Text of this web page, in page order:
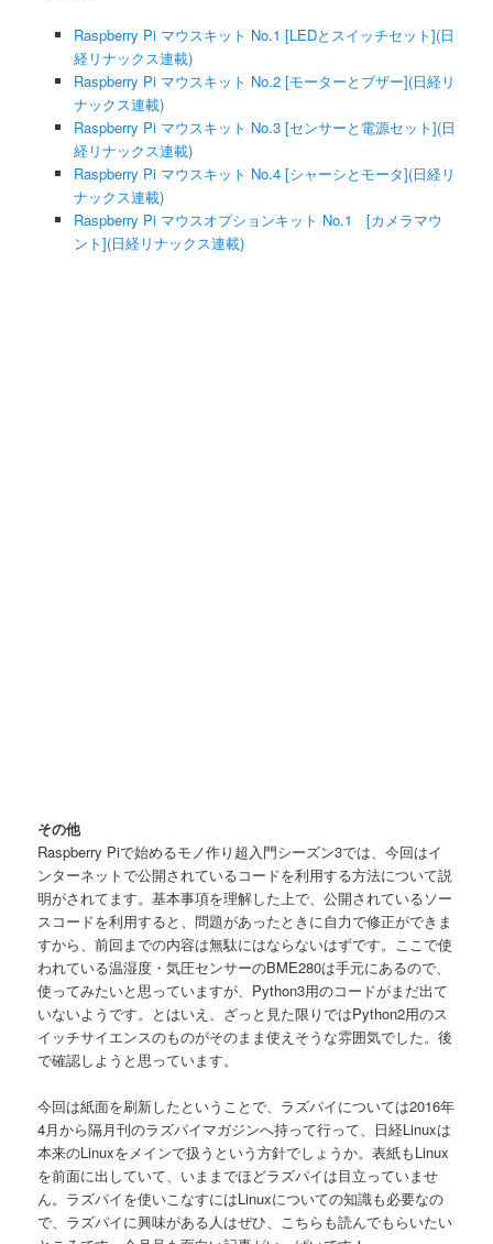
Raspberry Pi マウスキット No.1 [LEDとスイッチセット](日
経リナックス連載)
Raspberry Pi マウスキット No.2 [モーターとブザー](日経リ
ナックス連載)
Raspberry Pi マウスキット No.3 [センサーと電源セット](日
経リナックス連載)
Raspberry Pi マウスキット No.4 [シャーシとモータ](日経リ
ナックス連載)
Raspberry Pi マウスオプションキット No.1 [カメラマウ
ント](日経リナックス連載)
その他
Raspberry Piで始めるモノ作り超入門シーズン3では、今回はイ
ンターネットで公開されているコードを利用する方法について説
明がされてます。基本事項を理解した上で、公開されているソー
スコードを利用すると、問題があったときに自力で修正ができま
すから、前回までの内容は無駄にはならないはずです。ここで使
われている温湿度・気圧センサーのBME280は手元にあるので、
使ってみたいと思っていますが、Python3用のコードがまだ出て
いないようです。とはいえ、ざっと見た限りではPython2用のス
イッチサイエンスのものがそのまま使えそうな雰囲気でした。後
で確認しようと思っています。
今回は紙面を刷新したということで、ラズパイについては2016年
4月から隔月刊のラズパイマガジンへ持って行って、日経Linuxは
本来のLinuxをメインで扱うという方針でしょうか。表紙もLinux
を前面に出していて、いままでほどラズパイは目立っていませ
ん。ラズパイを使いこなすにはLinuxについての知識も必要なの
で、ラズパイに興味がある人はぜひ、こちらも読んでもらいたい